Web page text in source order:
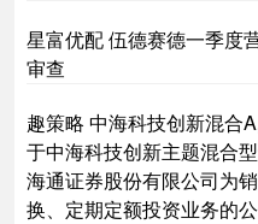
星富优配 伍德赛德一季度
审查
趣策略 中海科技创新混合
于中海科技创新主题混合
海通证券股份有限公司为
换、定期定额投资业务的